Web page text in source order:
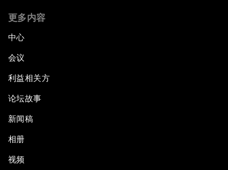
更多内容
中心
会议
利益相关方
论坛故事
新闻稿
相册
视频